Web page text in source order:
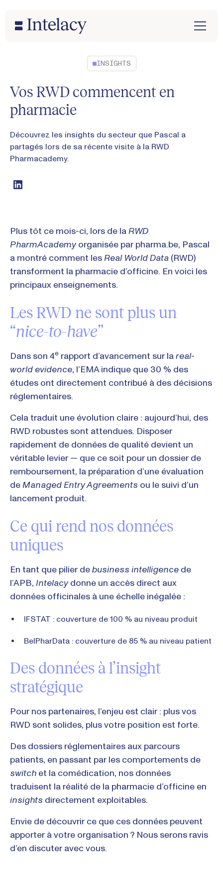
INSIGHTS
Vos RWD commencent en
pharmacie
Découvrez les insights du secteur que Pascal a
partagés lors de sa récente visite à la RWD
Pharmacademy.
Plus tôt ce mois-ci, lors de laRWD
PharmAcademy organisée par pharma.be, Pascal
a montré comment lesReal World Data (RWD)
transforment la pharmacie d’officine. En voici les
principaux enseignements.
Les RWD ne sont plus un
“nice-to-have”
Dans son 4e rapport d’avancement sur lareal-
world evidence, l’EMA indique que 30 % des
études ont directement contribué à des décisions
réglementaires.
Cela traduit une évolution claire : aujourd’hui, des
RWD robustes sont attendues. Disposer
rapidement de données de qualité devient un
véritable levier — que ce soit pour un dossier de
remboursement, la préparation d’une évaluation
deManaged Entry Agreements ou le suivi d’un
lancement produit.
Ce qui rend nos données
uniques
En tant que pilier debusiness intelligence de
l’APB, Intelacy donne un accès direct aux
données officinales à une échelle inégalée :
IFSTAT : couverture de 100 % au niveau produit
BelPharData : couverture de 85 % au niveau patient
Des données à l’insight
stratégique
Pour nos partenaires, l’enjeu est clair : plus vos
RWD sont solides, plus votre position est forte.
Des dossiers réglementaires aux parcours
patients, en passant par les comportements de
switch et la comédication, nos données
traduisent la réalité de la pharmacie d’officine en
insights directement exploitables.
Envie de découvrir ce que ces données peuvent
apporter à votre organisation ? Nous serons ravis
d’en discuter avec vous.